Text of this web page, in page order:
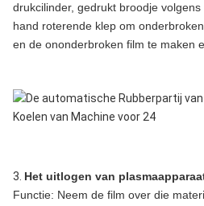
drukcilinder, gedrukt broodje
hand roterende klep om
en de ononderbroken film te maken
3. Het uitlogen van
Functie: Neem de film over die